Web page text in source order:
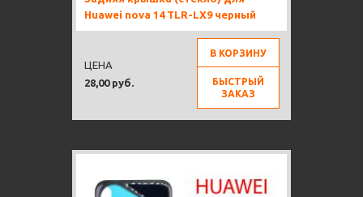
Huawei nova 14 TLR-LX9 черный
28,00 руб.
ЦЕНА
В КОРЗИНУ
БЫСТРЫЙ
ЗАКАЗ